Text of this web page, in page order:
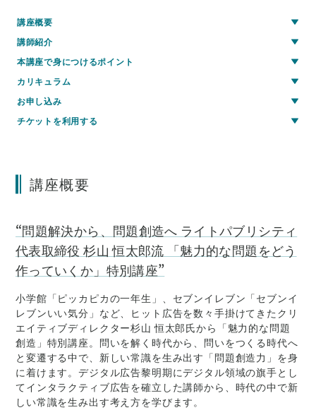
講座概要
“問題解決から、問題創造へ ライトパブリシティ
代表取締役 杉山 恒太郎流 「魅力的な問題をどう
作っていくか」特別講座”
小学館「ピッカピカの一年生」、セブンイレブン「セブンイ
レブンいい気分」など、ヒット広告を数々手掛けてきたクリ
エイティブディレクター杉山 恒太郎氏から「魅力的な問題
創造」特別講座。問いを解く時代から、問いをつくる時代へ
と変遷する中で、新しい常識を生み出す「問題創造力」を身
に着けます。デジタル広告黎明期にデジタル領域の旗手とし
てインタラクティブ広告を確立した講師から、時代の中で新
しい常識を生み出す考え方を学びます。
講座概要
講師紹介
本講座で身につけるポイント
カリキュラム
お申し込み
チケットを利用する